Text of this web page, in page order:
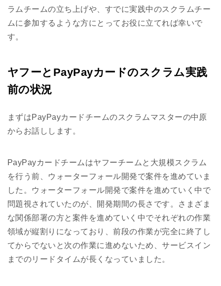
ラムチームの立ち上げや、すでに実践中のスクラムチー
ムに参加するような方にとってお役に立てれば幸いで
す。
ヤフーとPayPayカードのスクラム実践
前の状況
まずはPayPayカードチームのスクラムマスターの中原
からお話しします。
PayPayカードチームはヤフーチームと大規模スクラム
を行う前、ウォーターフォール開発で案件を進めていま
した。ウォーターフォール開発で案件を進めていく中で
問題視されていたのが、開発期間の長さです。さまざま
な関係部署の方と案件を進めていく中でそれぞれの作業
領域が縦割りになっており、前段の作業が完全に終了し
てからでないと次の作業に進めないため、サービスイン
までのリードタイムが長くなっていました。